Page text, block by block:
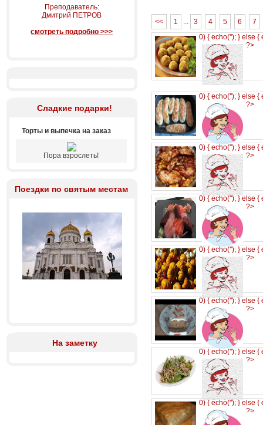
Преподаватель:
Дмитрий ПЕТРОВ
смотреть подробно >>>
Сладкие подарки!
Торты и выпечка на заказ
Пора взрослеть!
Поездки по святым местам
На заметку
<< 1 ... 3 4 5 6
7
0) { echo(''); } else {
?>
0) { echo(''); } else {
?>
0) { echo(''); } else {
?>
0) { echo(''); } else {
?>
0) { echo(''); } else {
?>
0) { echo(''); } else {
?>
0) { echo(''); } else {
?>
0) { echo(''); } else {
?>